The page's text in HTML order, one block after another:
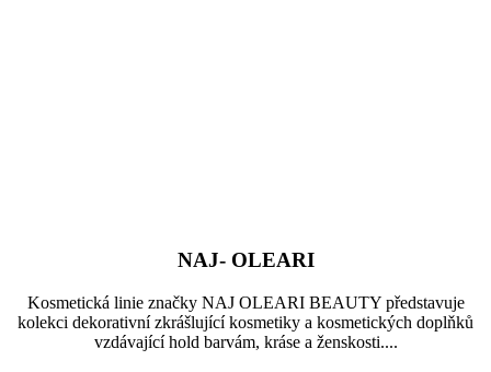
NAJ- OLEARI
Kosmetická linie značky NAJ OLEARI BEAUTY představuje
kolekci dekorativní zkrášlující kosmetiky a kosmetických doplňků
vzdávající hold barvám, kráse a ženskosti....